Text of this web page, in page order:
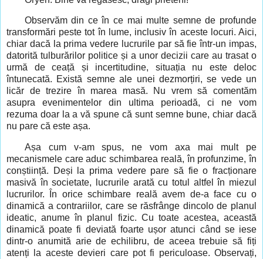
Observăm din ce în ce mai multe semne de profunde
transformări peste tot în lume, inclusiv în aceste locuri. Aici,
chiar dacă la prima vedere lucrurile par să fie într-un impas,
datorită tulburărilor politice și a unor decizii care au trasat o
urmă de ceață și incertitudine, situația nu este deloc
întunecată. Există semne ale unei dezmorțiri, se vede un
licăr de trezire în marea masă. Nu vrem să comentăm
asupra evenimentelor din ultima perioadă, ci ne vom
rezuma doar la a vă spune că sunt semne bune, chiar dacă
nu pare că este așa.
Așa cum v-am spus, ne vom axa mai mult pe
mecanismele care aduc schimbarea reală, în profunzime, în
conștiință. Deși la prima vedere pare să fie o fracționare
masivă în societate, lucrurile arată cu totul altfel în miezul
lucrurilor. În orice schimbare reală avem de-a face cu o
dinamică a contrariilor, care se răsfrânge dincolo de planul
ideatic, anume în planul fizic. Cu toate acestea, această
dinamică poate fi deviată foarte ușor atunci când se iese
dintr-o anumită arie de echilibru, de aceea trebuie să fiți
atenți la aceste devieri care pot fi periculoase. Observați,